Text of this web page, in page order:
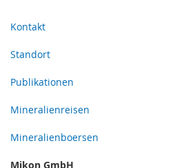
Kontakt
Standort
Publikationen
Mineralienreisen
Mineralienboersen
Mikon GmbH